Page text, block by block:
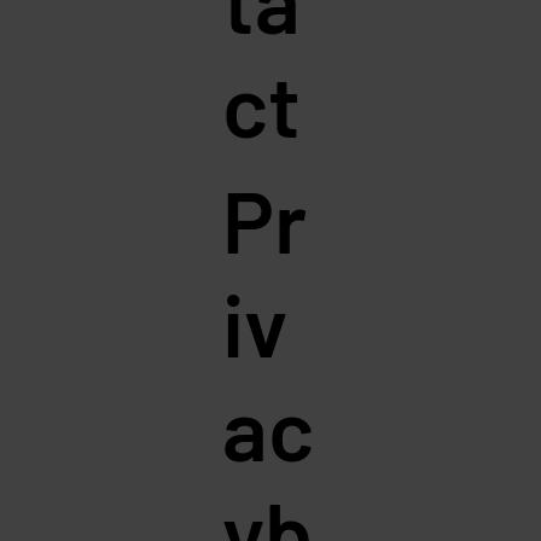
Pr
iv
ac
ct